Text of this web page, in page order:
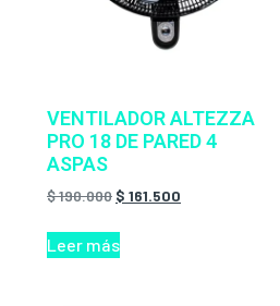
VENTILADOR ALTEZZA
PRO 18 DE PARED 4
ASPAS
$190.000 $ 161.500
Leer más